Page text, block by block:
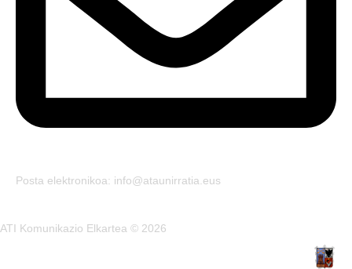
Posta elektronikoa: info@ataunirratia.eus
ATI Komunikazio Elkartea © 2026